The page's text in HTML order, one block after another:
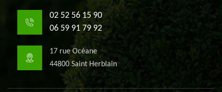
02 52 56 15 90
06 59 91 79 92
17 rue Océane
44800 Saint Herblain